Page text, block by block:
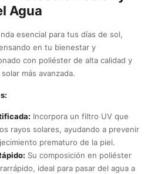
Agua
esencial para tus días de sol,
en tu bienestar y
con poliéster de alta calidad y
más avanzada.
Incorpora un filtro UV que
rayos solares, ayudando a prevenir
prematuro de la piel.
Su composición en poliéster
ideal para pasar del agua a